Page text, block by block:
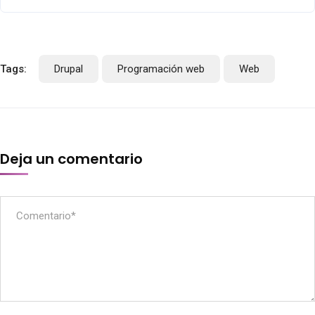
Tags: Drupal Programación web Web
Deja un comentario